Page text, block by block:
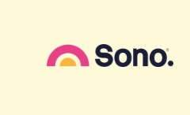
contenido